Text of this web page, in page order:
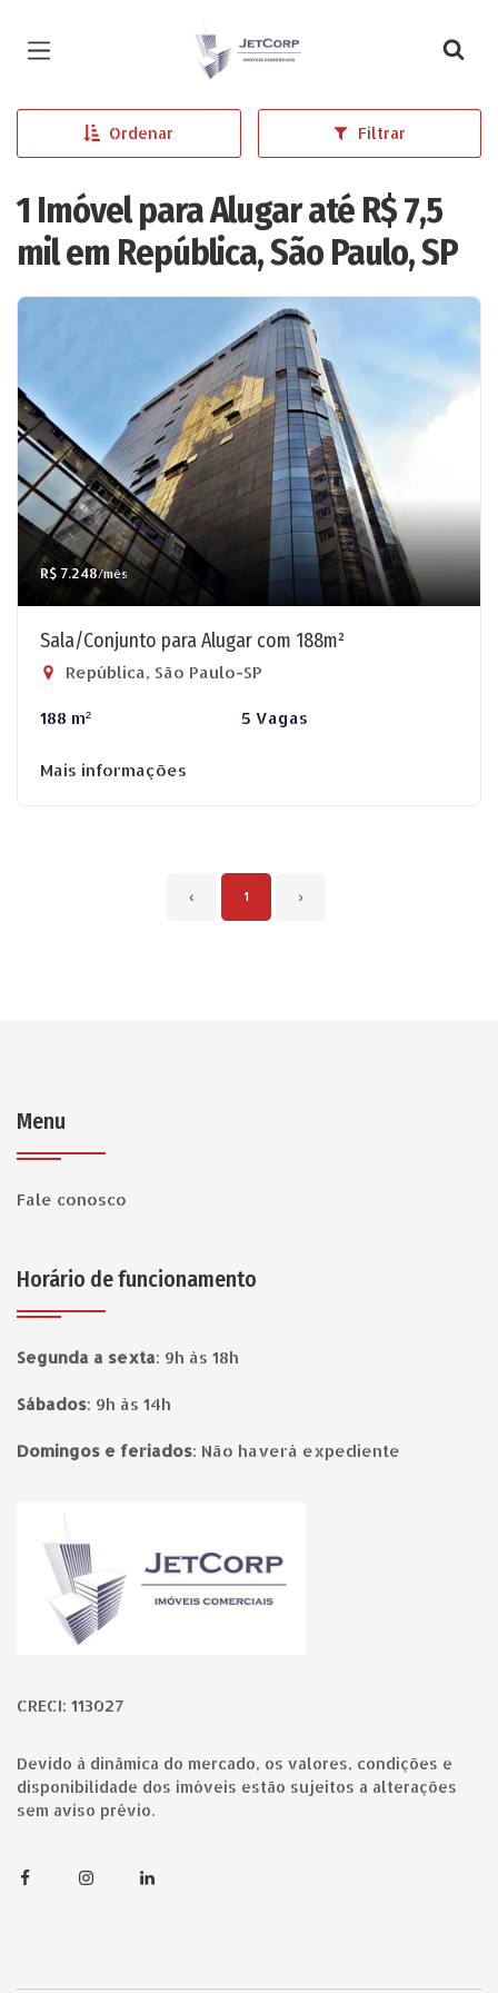
Página inicial
Ordenar Filtrar
1 Imóvel para Alugar até R$ 7,5
mil em República, São Paulo, SP
R$ 7.248/mês
Sala/Conjunto para Alugar com 188m²
República, São Paulo-SP
188 m² 5 Vagas
Mais informações
‹ 1 ›
Menu
Fale conosco
Horário de funcionamento
Segunda a sexta: 9h às 18h
Sábados: 9h às 14h
Domingos e feriados: Não haverá expediente
CRECI: 113027
Devido à dinâmica do mercado, os valores, condições e
disponibilidade dos imóveis estão sujeitos a alterações
sem aviso prévio.
FacebookInstagramLinkedin